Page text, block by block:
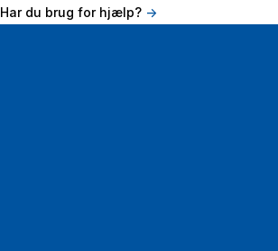
Har du brug for hjælp? ->